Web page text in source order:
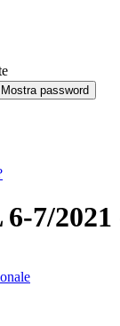
Mostra password
7/2021